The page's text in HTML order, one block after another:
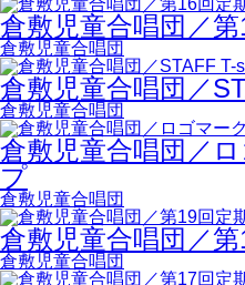
倉敷児童合唱団／
倉敷児童合唱団
倉敷児童合唱団／
倉敷児童合唱団
倉敷児童合唱団／
プ
倉敷児童合唱団
倉敷児童合唱団／
倉敷児童合唱団